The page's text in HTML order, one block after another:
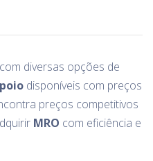
diversas opções de
disponíveis com preços
preços competitivos
MRO com eficiência e